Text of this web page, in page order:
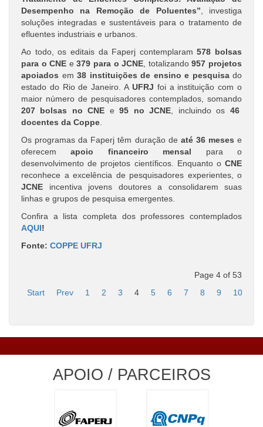
Desempenho na Remoção de Poluentes”, investiga
soluções integradas e sustentáveis para o tratamento de
efluentes industriais e urbanos.
Ao todo, os editais da Faperj contemplaram 578 bolsas
para o CNE e379 para o JCNE, totalizando957 projetos
apoiados em 38 instituições de ensino e pesquisado
estado do Rio de Janeiro. A UFRJ foi a instituição com o
maior número de pesquisadores contemplados, somando
207 bolsas no CNE e95 no JCNE, incluindo os 46
docentes da Coppe.
Os programas da Faperj têm duração de até 36 meses e
oferecemapoio financeiro mensal para o
desenvolvimento de projetos científicos. Enquanto o CNE
reconhece a excelência de pesquisadores experientes, o
JCNE incentiva jovens doutores a consolidarem suas
linhas e grupos de pesquisa emergentes.
Confira a lista completa dos professores contemplados
AQUI!
Fonte: COPPE UFRJ
Page 4 of 53
Start
Prev 1 2 3 4 5 6 7 8 9 10
APOIO / PARCEIROS